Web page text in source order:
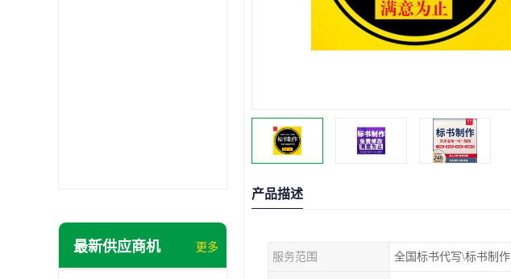
最新供应商机 更多
产品描述
服务范围 全国标书代写\标书制作